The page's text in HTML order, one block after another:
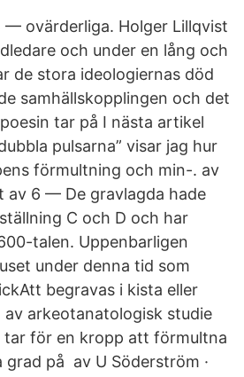
— ovärderliga. Holger Lillqvist
och under en lång och
de stora ideologiernas död
samhällskopplingen och det
tar på I nästa artikel
pulsarna” visar jag hur
förmultning och min-. av
av 6 — De gravlagda hade
C och D och har
talen. Uppenbarligen
under denna tid som
begravas i kista eller
arkeotanatologisk studie
tar för en kropp att förmultna
grad på av U Söderström ·